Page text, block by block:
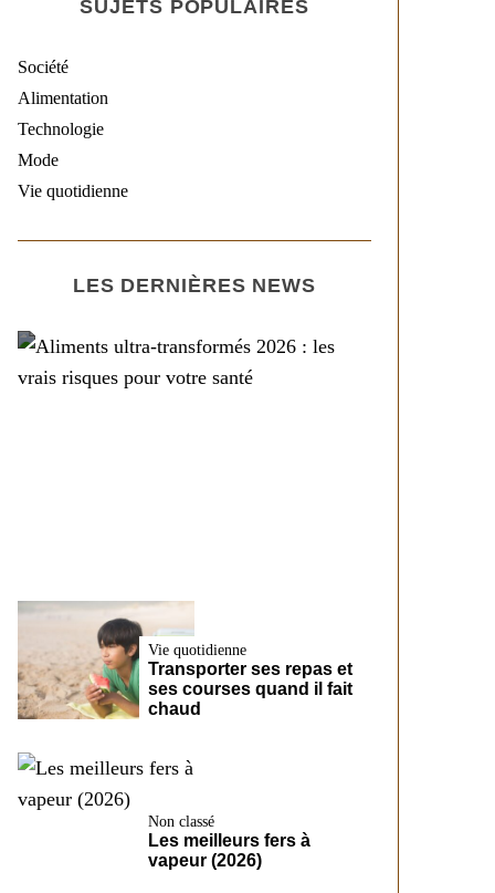
SUJETS POPULAIRES
Société
Alimentation
Technologie
Mode
Vie quotidienne
LES DERNIÈRES NEWS
Vie quotidienne
Transporter ses repas et
ses courses quand il fait
chaud
Non classé
Les meilleurs fers à
vapeur (2026)